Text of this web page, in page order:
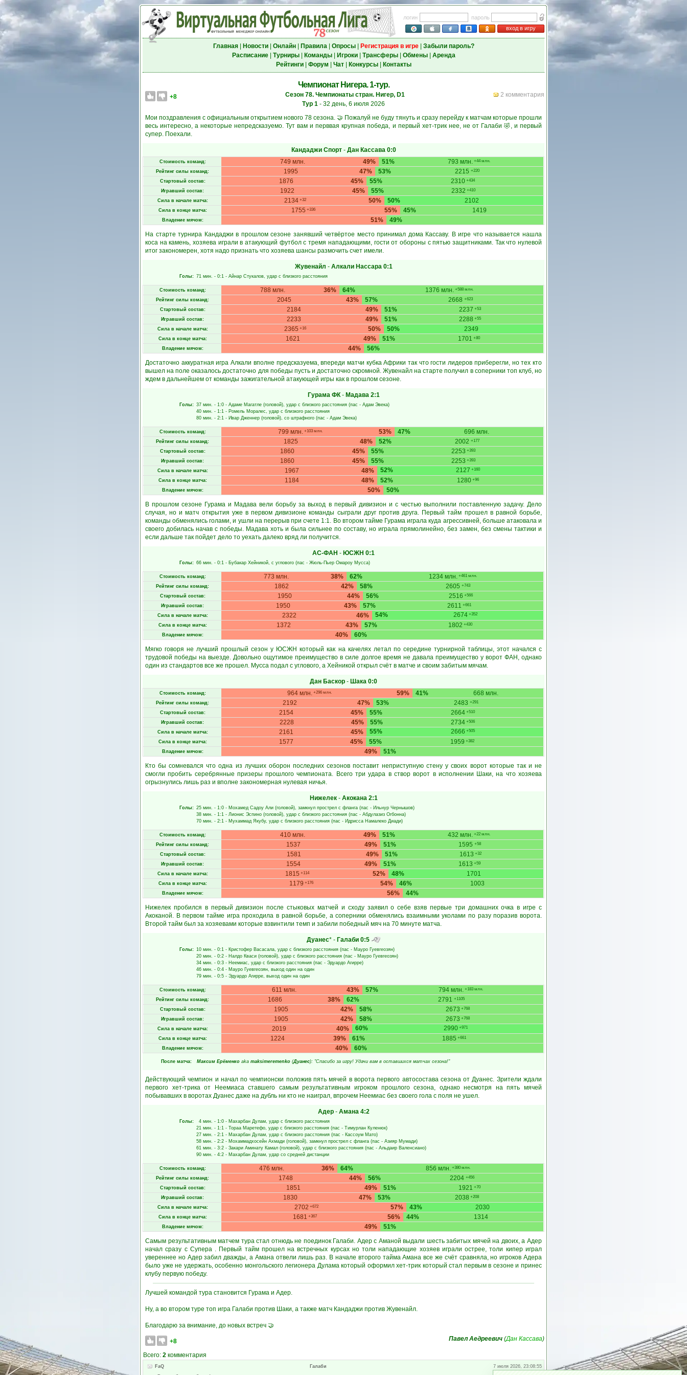
логин
пароль
вход в игру
Главная| Новости| Онлайн| Правила| Опросы| Регистрация в игре| Забыли пароль?
Расписание| Турниры| Команды| Игроки| Трансферы| Обмены| Аренда
Рейтинги| Форум Чат| Конкурсы| Контакты
Чемпионат Нигера. 1-тур.
+8 2 комментария
Сезон 78. Чемпионаты стран. Нигер, D1
Тур 1 - 32 день, 6 июля 2026
Мои поздравления с официальным открытием нового 78 сезона. 🤝 Пожалуй не буду тянуть и сразу перейду к матчам которые прошли
весь интересно, а некоторые непредсказуемо. Тут вам и перввая крупная победа, и первый хет-трик нее, не от Галаби 🤣, и первый
супер. Поехали.
Кандаджи Спорт- Дан Кассава 0:0
Стоимость команд: 49%
749 млн. 51% 793 млн. +44 млн.
Рейтинг силы команд: 47%
1995 53% 2215 +220
Стартовый состав: 45%
1876 55% 2310+434
Игравший состав: 45%
1922 55% 2332 +410
Сила в начале матча: 50%
2134 +32 50% 2102
Сила в конце матча: 55%
1755 +336 45% 1419
Владение мячом: 51%
49%
На старте турнира Кандаджи в прошлом сезоне занявший четвёртое место принимал дома Кассаву. В игре что называется нашла
коса на камень, хозяева играли в атакующий футбол с тремя нападающими, гости от обороны с пятью защитниками. Так что нулевой
итог закономерен, хотя надо признать что хозяева шансы размочить счет имели.
Жувенайл - Алкали Нассара 0:1
Голы: 71 мин. - 0:1 - Айнар Стукалов, удар с близкого расстояния
Стоимость команд: 36%
788 млн. 64% 1376 млн. +588 млн.
Рейтинг силы команд: 43%
2045 57% 2668 +623
Стартовый состав: 49%
2184 51% 2237 +53
Игравший состав: 49%
2233 51% 2288 +55
Сила в начале матча: 50%
2365 +16 50% 2349
Сила в конце матча: 49%
1621 51% 1701 +80
Владение мячом: 44%
56%
Достаточно аккуратная игра Алкали вполне предсказуема, впереди матчи кубка Африки так что гости лидеров приберегли, но тех кто
вышел на поле оказалось достаточно для победы пусть и достаточно скромной. Жувенайл на старте получил в соперники топ клуб, но
ждем в дальнейшем от команды зажигательной атакующей игры как в прошлом сезоне.
Гурама ФК- Мадава 2:1
Голы: 37 мин. - 1:0 - Адаме Магатле (головой), удар с близкого расстояния (пас - Адам Эвека)
40 мин. - 1:1 - Ромель Моралес, удар с близкого расстояния
80 мин. - 2:1 - Ивар Дженнер (головой), со штрафного (пас - Адам Эвека)
Стоимость команд: 53%
799 млн. +103 млн. 47% 696 млн.
Рейтинг силы команд: 48%
1825 52% 2002 +177
Стартовый состав: 45%
1860 55% 2253 +393
Игравший состав: 45%
1860 55% 2253 +393
Сила в начале матча: 48%
1967 52% 2127 +160
Сила в конце матча: 48%
1184 52% 1280 +96
Владение мячом: 50%
50%
В прошлом сезоне Гурама и Мадава вели борьбу за выход в первый дивизион и с честью выполнили поставленную задачу. Дело
случая, но и матч открытия уже в первом дивизионе команды сыграли друг против друга. Первый тайм прошел в равной борьбе,
команды обменялись голами, и ушли на перерыв при счете 1:1. Во втором тайме Гурама играла куда агрессивней, больше атаковала и
своего добилась начав с победы. Мадава хоть и была сильнее по составу, но играла прямолинейно, без замен, без смены тактики и
если дальше так пойдет дело то уехать далеко вряд ли получится.
АС-ФАН - ЮСЖН 0:1
Голы: 66 мин. - 0:1 - Бубакар Хейникой, с углового (пас - Жюль-Пьер Омароу Мусса)
Стоимость команд: 38%
773 млн. 62% 1234 млн. +461 млн.
Рейтинг силы команд: 42%
1862 58% 2605 +743
Стартовый состав: 44%
1950 56% 2516 +566
Игравший состав: 43%
1950 57% 2611 +661
Сила в начале матча: 46%
2322 54% 2674 +352
Сила в конце матча: 43%
1372 57% 1802 +430
Владение мячом: 40%
60%
Мягко говоря не лучший прошлый сезон у ЮСЖН который как на качелях летал по середине турнирной таблицы, этот начался с
трудовой победы на выезде. Довольно ощутимое преимущество в силе долгое время не давала преимущество у ворот ФАН, однако
один из стандартов все же прошел. Мусса подал с углового, а Хейникой открыл счёт в матче и своим забитым мячам.
Дан Баскор - Шака 0:0
Стоимость команд: 59%
964 млн. +296 млн. 41% 668 млн.
Рейтинг силы команд: 47%
2192 53% 2483 +291
Стартовый состав: 45%
2154 55% 2664 +510
Игравший состав: 45%
2228 55% 2734 +506
Сила в начале матча: 45%
2161 55% 2666 +505
Сила в конце матча: 45%
1577 55% 1959 +382
Владение мячом: 49%
51%
Кто бы сомневался что одна из лучших оборон последних сезонов поставит неприступную стену у своих ворот которые так и не
смогли пробить серебрянные призеры прошлого чемпионата. Всего три удара в створ ворот в исполнении Шаки, на что хозяева
огрызнулись лишь раз и вполне закономерная нулевая ничья.
Нижелек- Акокана 2:1
Голы: 25 мин. - 1:0 - Мохамед Садоу Али (головой), замкнул прострел с фланга (пас - Ильнур Чернышов)
38 мин. - 1:1 - Лионис Эспино (головой), удар с близкого расстояния (пас - Абдулазиз Огбонна)
70 мин. - 2:1 - Мухаммад Якубу, удар с близкого расстояния (пас - Идрисса Намалеко Диади)
Стоимость команд: 49%
410 млн. 51% 432 млн. +22 млн.
Рейтинг силы команд: 49%
1537 51% 1595 +58
Стартовый состав: 49%
1581 51% 1613 +32
Игравший состав: 49%
1554 51% 1613 +59
Сила в начале матча: 52%
1815 +114 48% 1701
Сила в конце матча: 54%
1179 +176 46% 1003
Владение мячом: 56%
44%
Нижелек пробился в первый дивизион после стыковых матчей и сходу заявил о себе взяв первые три домашних очка в игре с
Акоканой. В первом тайме игра проходила в равной борьбе, а соперники обменялись взаимными уколами по разу поразив ворота.
Второй тайм был за хозяевами которые взвинтили темп и забили победный мяч на 70 минуте матча.
Дуанес* - Галаби 0:5
Голы: 10 мин. - 0:1 - Кристофер Васасала, удар с близкого расстояния (пас - Мауро Гуевгеозян)
20 мин. - 0:2 - Налдо Кваси (головой), удар с близкого расстояния (пас - Мауро Гуевгеозян)
34 мин. - 0:3 - Неемиас, удар с близкого расстояния (пас - Эдуардо Агирре)
46 мин. - 0:4 - Мауро Гуевгеозян, выход один на один
79 мин. - 0:5 - Эдуардо Агирре, выход один на один
Стоимость команд: 43%
611 млн. 57% 794 млн. +183 млн.
Рейтинг силы команд: 38%
1686 62% 2791 +1105
Стартовый состав: 42%
1905 58% 2673 +768
Игравший состав: 42%
1905 58% 2673 +768
Сила в начале матча: 40%
2019 60% 2990+971
Сила в конце матча: 39%
1224 61% 1885 +661
Владение мячом: 40% 60%
После матча: Максим Ерёменко aka maksimeremenko (Дуанес): "Спасибо за игру! Удачи вам в оставшихся матчах сезона!"
Действующий чемпион и начал по чемпионски положив пять мячей в ворота первого автосостава сезона от Дуанес. Зрители ждали
первого хет-трика от Неемиаса ставшего самым результативным игроком прошлого сезона, однако несмотря на пять мячей
побывавших в воротах Дуанес даже на дубль ни кто не наиграл, впрочем Неемиас без своего гола с поля не ушел.
Адер- Амана 4:2
Голы: 4 мин. - 1:0 - Махарбан Дулам, удар с близкого расстояния
21 мин. - 1:1 - Тораа Маретефо, удар с близкого расстояния (пас - Тимурлан Куленюк)
27 мин. - 2:1 - Махарбан Дулам, удар с близкого расстояния (пас - Кассоум Мато)
58 мин. - 2:2 - Мохаммадхосейн Ахмади (головой), замкнул прострел с фланга (пас - Азияр Мумади)
61 мин. - 3:2 - Закари Аминату Камал (головой), удар с близкого расстояния (пас - Альдаир Валенсиано)
90 мин. - 4:2 - Махарбан Дулам, удар со средней дистанции
Стоимость команд: 36%
476 млн. 64% 856 млн. +380 млн.
Рейтинг силы команд: 44%
1748 56% 2204 +456
Стартовый состав: 49%
1851 51% 1921 +70
Игравший состав: 47%
1830 53% 2038 +208
Сила в начале матча: 57%
2702 +672 43% 2030
Сила в конце матча: 56%
1681 +367 44% 1314
Владение мячом: 49%
51%
Самым результативным матчем тура стал отнюдь не поединок Галаби. Адер с Аманой выдали шесть забитых мячей на двоих, а Адер
начал сразу с Супера . Первый тайм прошел на встречных курсах но толи нападающие хозяев играли острее, толи кипер играл
увереннее но Адер забил дважды, а Амана отвели лишь раз. В начале второго тайма Амана все же счёт сравняла, но игроков Адера
было уже не удержать, особенно монгольского легионера Дулама который оформил хет-трик который стал первым в сезоне и принес
клубу первую победу.
Лучшей командой тура становится Гурама и Адер.
Ну, а во втором туре топ игра Галаби против Шаки, а также матч Кандаджи против Жувенайл.
Благодарю за внимание, до новых встреч 🤝
+8 Павел Аедреевич (Дан Кассава)
Всего: 2 комментария
FaQ Галаби 7 июля 2026, 23:08:55